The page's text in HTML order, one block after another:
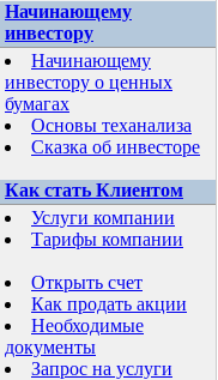
Начинающему
инвестору
Начинающему
инвестору о ценных
бумагах
Основы теханализа
Сказка об инвесторе
Как стать Клиентом
Услуги компании
Тарифы компании
Открыть счет
Как продать акции
Необходимые
документы
Запрос на услуги